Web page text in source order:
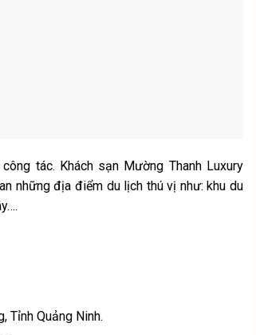
tác. Khách sạn Mường Thanh Luxury
những địa điểm du lịch thú vị như: khu du
Tỉnh Quảng Ninh.